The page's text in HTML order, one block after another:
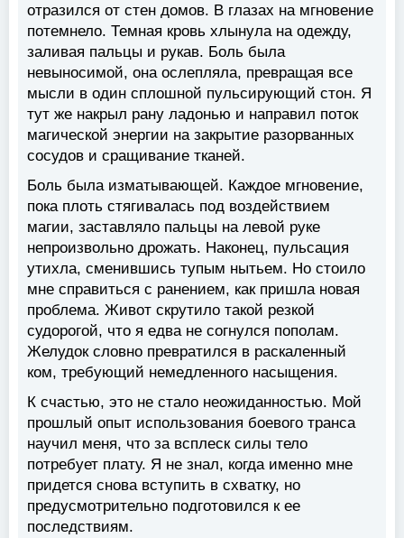
отразился от стен домов. В глазах на мгновение
потемнело. Темная кровь хлынула на одежду,
заливая пальцы и рукав. Боль была
невыносимой, она ослепляла, превращая все
мысли в один сплошной пульсирующий стон. Я
тут же накрыл рану ладонью и направил поток
магической энергии на закрытие разорванных
сосудов и сращивание тканей.
Боль была изматывающей. Каждое мгновение,
пока плоть стягивалась под воздействием
магии, заставляло пальцы на левой руке
непроизвольно дрожать. Наконец, пульсация
утихла, сменившись тупым нытьем. Но стоило
мне справиться с ранением, как пришла новая
проблема. Живот скрутило такой резкой
судорогой, что я едва не согнулся пополам.
Желудок словно превратился в раскаленный
ком, требующий немедленного насыщения.
К счастью, это не стало неожиданностью. Мой
прошлый опыт использования боевого транса
научил меня, что за всплеск силы тело
потребует плату. Я не знал, когда именно мне
придется снова вступить в схватку, но
предусмотрительно подготовился к ее
последствиям.